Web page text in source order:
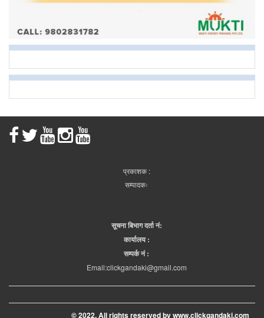
प्रकाशक :
सम्पादकः
सूचना बिभाग दर्ता नं:
कार्यालय :
सम्पर्क नं :
Email:clickgandaki@gmail.com
© 2022. All rights reserved by www.clickgandaki.com